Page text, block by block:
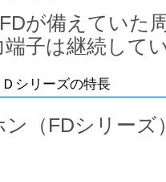
が備えていた
子は継続して
シリーズの特長
（FDシリーズ